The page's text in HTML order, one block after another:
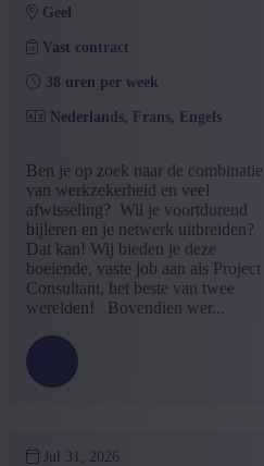
geel
Vast contract
38 uren per week
Nederlands, Frans, Engels
Ben je op zoek naar de combinatie
van werkzekerheid en veel
afwisseling? Wil je voortdurend
bijleren en je netwerk uitbreiden?
Dat kan! Wij bieden je deze
boeiende, vaste job aan als Project
Consultant, het beste van twee
werelden! Bovendien wer...
Jul 31, 2026